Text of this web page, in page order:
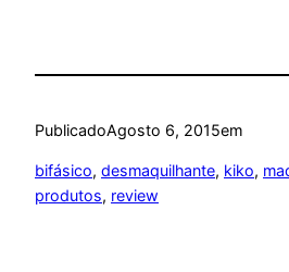
PublicadoAgosto 6, 2015em
bifásico, desmaquilhante, kiko,
produtos, review